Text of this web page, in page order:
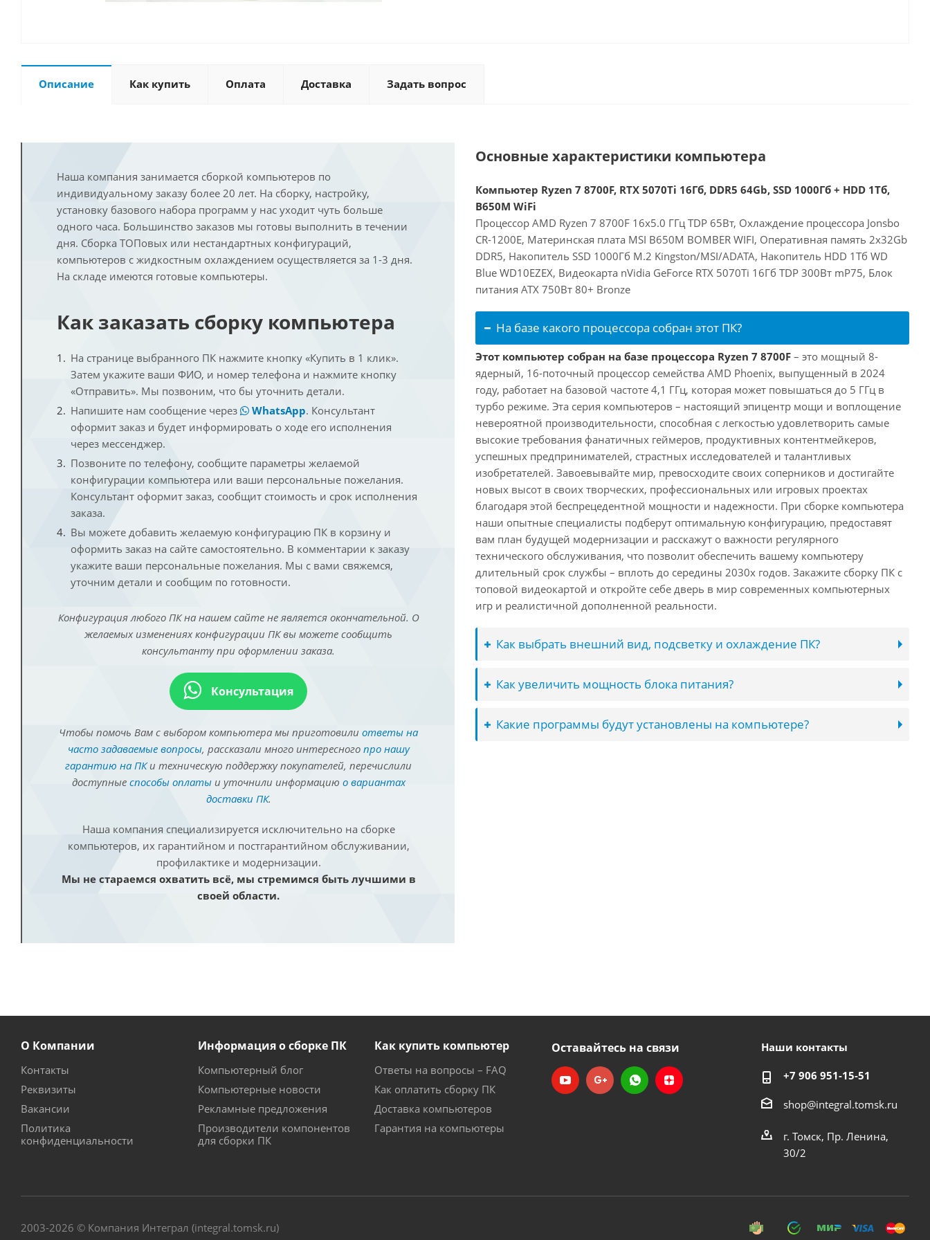
Описание Как купить Оплата Доставка Задать вопрос
Наша компания занимается сборкой компьютеров по
индивидуальному заказу более 20 лет. На сборку, настройку,
установку базового набора программ у нас уходит чуть больше
одного часа. Большинство заказов мы готовы выполнить в течении
дня. Сборка ТОПовых или нестандартных конфигураций,
компьютеров с жидкостным охлаждением осуществляется за 1-3 дня.
На складе имеются готовые компьютеры.
Как заказать сборку компьютера
На странице выбранного ПК нажмите кнопку «Купить в 1 клик».
Затем укажите ваши ФИО, и номер телефона и нажмите кнопку
«Отправить». Мы позвоним, что бы уточнить детали.
Напишите нам сообщение через
WhatsApp. Консультант
оформит заказ и будет информировать о ходе его исполнения
через мессенджер.
Позвоните по телефону, сообщите параметры желаемой
конфигурации компьютера или ваши персональные пожелания.
Консультант оформит заказ, сообщит стоимость и срок исполнения
заказа.
Вы можете добавить желаемую конфигурацию ПК в корзину и
оформить заказ на сайте самостоятельно. В комментарии к заказу
укажите ваши персональные пожелания. Мы с вами свяжемся,
уточним детали и сообщим по готовности.
Конфигурация любого ПК на нашем сайте не является окончательной. О
желаемых изменениях конфигурации ПК вы можете сообщить
консультанту при оформлении заказа.
Консультация
Чтобы помочь Вам с выбором компьютера мы приготовили ответы на
часто задаваемые вопросы, рассказали много интересного про нашу
гарантию на ПКи техническую поддержку покупателей, перечислили
доступные способы оплатыи уточнили информацию о вариантах
доставки ПК.
Наша компания специализируется исключительно на сборке
компьютеров, их гарантийном и постгарантийном обслуживании,
профилактике и модернизации.
Мы не стараемся охватить всё, мы стремимся быть лучшими в
своей области.
Основные характеристики компьютера
Компьютер Ryzen 7 8700F, RTX 5070Ti 16Гб, DDR5 64Gb, SSD 1000Гб + HDD 1Тб,
B650M WiFi
Процессор AMD Ryzen 7 8700F 16x5.0 ГГц TDP 65Вт, Охлаждение процессора Jonsbo
CR-1200E, Материнская плата MSI B650M BOMBER WIFI, Оперативная память 2x32Gb
DDR5, Накопитель SSD 1000Гб M.2 Kingston/MSI/ADATA, Накопитель HDD 1Тб WD
Blue WD10EZEX, Видеокарта nVidia GeForce RTX 5070Ti 16Гб TDP 300Вт mP75, Блок
питания ATX 750Вт 80+ Bronze
На базе какого процессора собран этот ПК?
Этот компьютер собран на базе процессора Ryzen 7 8700F – это мощный 8-
ядерный, 16-поточный процессор семейства AMD Phoenix, выпущенный в 2024
году, работает на базовой частоте 4,1 ГГц, которая может повышаться до 5 ГГц в
турбо режиме. Эта серия компьютеров – настоящий эпицентр мощи и воплощение
невероятной производительности, способная с легкостью удовлетворить самые
высокие требования фанатичных геймеров, продуктивных контентмейкеров,
успешных предпринимателей, страстных исследователей и талантливых
изобретателей. Завоевывайте мир, превосходите своих соперников и достигайте
новых высот в своих творческих, профессиональных или игровых проектах
благодаря этой беспрецедентной мощности и надежности. При сборке компьютера
наши опытные специалисты подберут оптимальную конфигурацию, предоставят
вам план будущей модернизации и расскажут о важности регулярного
технического обслуживания, что позволит обеспечить вашему компьютеру
длительный срок службы – вплоть до середины 2030х годов. Закажите сборку ПК с
топовой видеокартой и откройте себе дверь в мир современных компьютерных
игр и реалистичной дополненной реальности.
Как выбрать внешний вид, подсветку и охлаждение ПК?
Как увеличить мощность блока питания?
Какие программы будут установлены на компьютере?
О Компании
Контакты
Реквизиты
Вакансии
Политика
конфиденциальности
Информация о сборке ПК
Компьютерный блог
Компьютерные новости
Рекламные предложения
Производители компонентов
для сборки ПК
Как купить компьютер
Ответы на вопросы – FAQ
Как оплатить сборку ПК
Доставка компьютеров
Гарантия на компьютеры
Оставайтесь на связи Наши контакты
+7 906 951-15-51
shop@integral.tomsk.ru
г. Томск, Пр. Ленина,
30/2
2003-2026 © Компания Интеграл (integral.tomsk.ru)